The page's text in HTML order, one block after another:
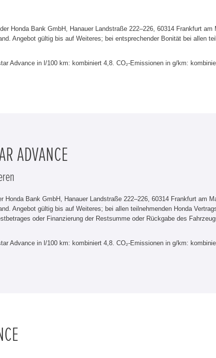
Honda Bank GmbH, Hanauer Landstraße 222–226, 60314 Frankfurt
Angebot gültig bis auf Weiteres; bei entsprechender Bonität bei allen
Advance in l/100 km: kombiniert 4,8. CO₂-Emissionen in g/km:
ADVANCE
Honda Bank GmbH, Hanauer Landstraße 222–226, 60314 Frankfurt am
Angebot gültig bis auf Weiteres; bei allen teilnehmenden Honda
oder Finanzierung der Restsumme oder Rückgabe des
Advance in l/100 km: kombiniert 4,8. CO₂-Emissionen in g/km: